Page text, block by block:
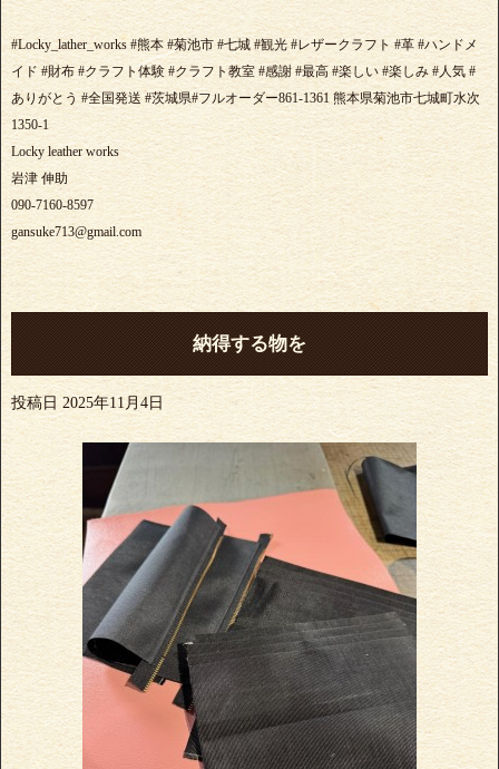
#Locky_lather_works #熊本 #菊池市 #七城 #観光 #レザークラフト #革 #ハンドメ
イド #財布 #クラフト体験 #クラフト教室 #感謝 #最高 #楽しい #楽しみ #人気 #
ありがとう #全国発送 #茨城県#フルオーダー861-1361 熊本県菊池市七城町水次
1350-1
Locky leather works
岩津 伸助
090-7160-8597
gansuke713@gmail.com
納得する物を
投稿日 2025年11月4日